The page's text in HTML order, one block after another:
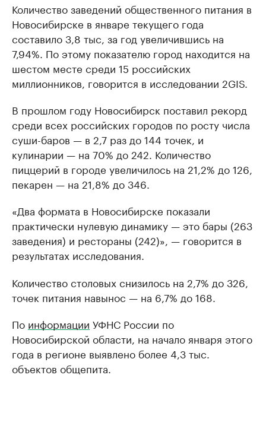
Количество заведений общественного питания в
Новосибирске в январе текущего года
составило 3,8 тыс, за год увеличившись на
7,94%. По этому показателю город находится на
шестом месте среди 15 российских
миллионников, говорится в исследовании 2GIS.
В прошлом году Новосибирск поставил рекорд
среди всех российских городов по росту числа
суши-баров — в 2,7 раз до 144 точек, и
кулинарии — на 70% до 242. Количество
пиццерий в городе увеличилось на 21,2% до 126,
пекарен — на 21,8% до 346.
«Два формата в Новосибирске показали
практически нулевую динамику — это бары (263
заведения) и рестораны (242)», — говорится в
результатах исследования.
Количество столовых снизилось на 2,7% до 326,
точек питания навынос — на 6,7% до 168.
По информации УФНС России по
Новосибирской области, на начало января этого
года в регионе выявлено более 4,3 тыс.
объектов общепита.